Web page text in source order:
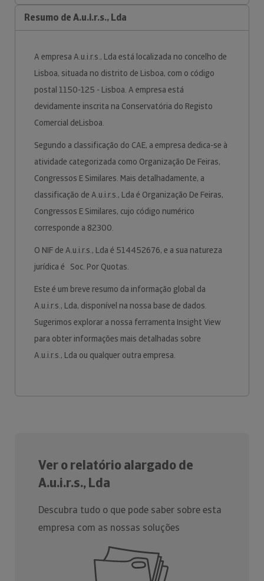
Resumo de A.u.i.r.s., Lda
A empresa A.u.i.r.s., Lda está localizada no concelho de
Lisboa, situada no distrito de Lisboa, com o código
postal 1150-125 - Lisboa. A empresa está
devidamente inscrita na Conservatória do Registo
Comercial deLisboa.
Segundo a classificação do CAE, a empresa dedica-se à
atividade categorizada como Organização De Feiras,
Congressos E Similares. Mais detalhadamente, a
classificação de A.u.i.r.s., Lda é Organização De Feiras,
Congressos E Similares, cujo código numérico
corresponde a 82300.
O NIF de A.u.i.r.s., Lda é 514452676, e a sua natureza
jurídica é Soc. Por Quotas.
Este é um breve resumo da informação global da
A.u.i.r.s., Lda, disponível na nossa base de dados.
Sugerimos explorar a nossa ferramenta Insight View
para obter informações mais detalhadas sobre
A.u.i.r.s., Lda ou qualquer outra empresa.
Ver o relatório alargado de
A.u.i.r.s., Lda
Descubra tudo o que pode saber sobre esta
empresa com as nossas soluções